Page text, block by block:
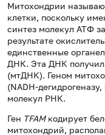
Митохондрии
клетки, поскольку
синтез молекул АТФ
результате
единственные
ДНК. Эта ДНК
(мтДНК). Геном
(NADH-
молекул РНК.
Ген TFAMкодирует
митохондрий,